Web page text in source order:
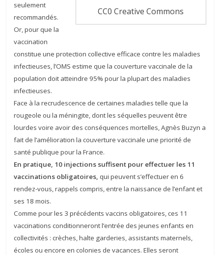
CC0 Creative Commons
seulement
recommandés.
Or, pour que la
vaccination
constitue une protection collective efficace contre les maladies
infectieuses, l’OMS estime que la couverture vaccinale de la
population doit atteindre 95% pour la plupart des maladies
infectieuses.
Face à la recrudescence de certaines maladies telle que la
rougeole ou la méningite, dont les séquelles peuvent être
lourdes voire avoir des conséquences mortelles, Agnès Buzyn a
fait de l’amélioration la couverture vaccinale une priorité de
santé publique pour la France.
En pratique, 10 injections suffisent pour effectuer les 11
vaccinations obligatoires, qui peuvent s’effectuer en 6
rendez-vous, rappels compris, entre la naissance de l’enfant et
ses 18 mois.
Comme pour les 3 précédents vaccins obligatoires, ces 11
vaccinations conditionneront l’entrée des jeunes enfants en
collectivités : crèches, halte garderies, assistants maternels,
écoles ou encore en colonies de vacances. Elles seront